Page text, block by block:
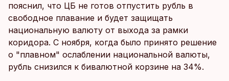
пояснил, что ЦБ не готов отпустить рубль в
свободное плавание и будет защищать
национальную валюту от выхода за рамки
коридора. С ноября, когда было принято решение
о "плавном" ослаблении национальной валюты,
рубль снизился к бивалютной корзине на 34%.